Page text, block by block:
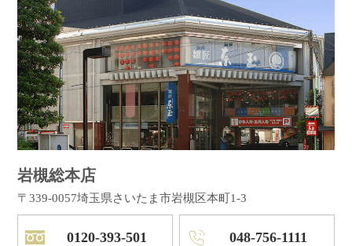
岩槻総本店
〒339-0057埼玉県さいたま市岩槻区本町1-3
0120-393-501 048-756-1111